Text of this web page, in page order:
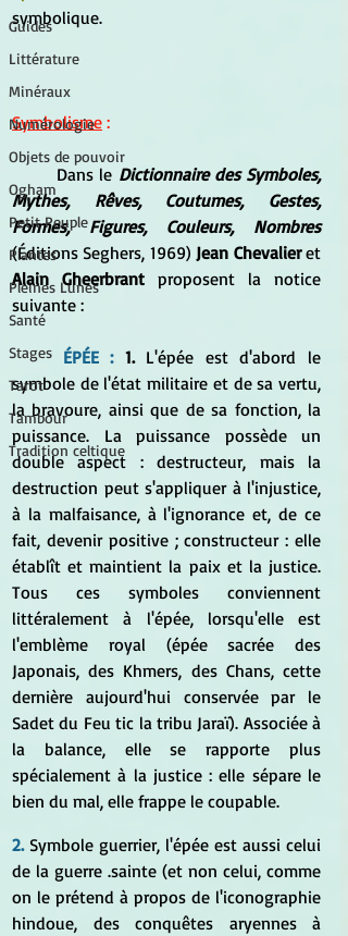
Guides
Littérature
Minéraux
Numérologie
Objets de pouvoir
Ogham
Petit Peuple
Plantes
Pleines Lunes
Santé
Stages
Tarot
Tambour
Tradition celtique
symbolique.
Symbolisme :
	Dans le
Dictionnaire des Symboles,
Mythes, Rêves, Coutumes, Gestes,
Formes, Figures, Couleurs, Nombres
(Éditions Seghers, 1969) Jean Chevalier et
Alain Gheerbrant proposent la notice
suivante :
ÉPÉE : 1. L'épée est d'abord le
symbole de l'état militaire et de sa vertu,
la bravoure, ainsi que de sa fonction, la
puissance. La puissance possède un
double aspect : destructeur, mais la
destruction peut s'appliquer à l'injustice,
à la malfaisance, à l'ignorance et, de ce
fait, devenir positive ; constructeur : elle
établît et maintient la paix et la justice.
Tous ces symboles conviennent
littéralement à l'épée, lorsqu'elle est
l'emblème royal (épée sacrée des
Japonais, des Khmers, des Chans, cette
dernière aujourd'hui conservée par le
Sadet du Feu tic la tribu Jaraï). Associée à
la balance, elle se rapporte plus
spécialement à la justice : elle sépare le
bien du mal, elle frappe le coupable.
2. Symbole guerrier, l'épée est aussi celui
de la guerre .sainte (et non celui, comme
on le prétend à propos de l'iconographie
hindoue, des conquêtes aryennes à